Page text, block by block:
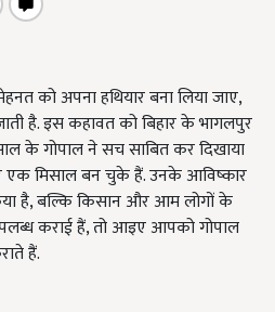
को अपना हथियार बना लिया जाए,
है. इस कहावत को बिहार के भागलपुर
के गोपाल ने सच साबित कर दिखाया
एक मिसाल बन चुके हैं. उनके आविष्कार
है, बल्कि किसान और आम लोगों के
कराई हैं, तो आइए आपको गोपाल
हैं.